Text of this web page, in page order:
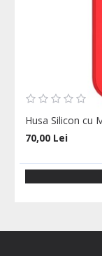
Husa Silicon cu
70,00 Lei